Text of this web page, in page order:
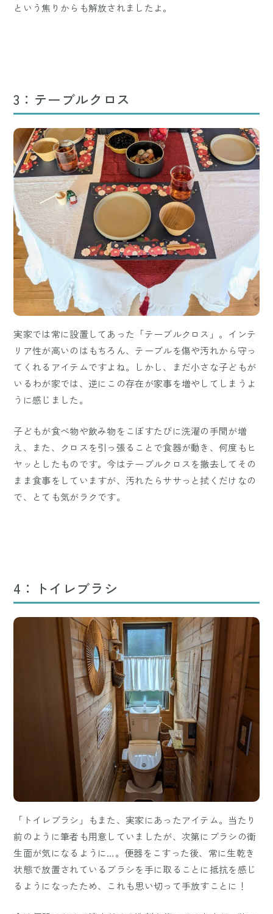
という焦りからも解放されましたよ。
3：テーブルクロス
実家では常に設置してあった「テーブルクロス」。インテ
リア性が高いのはもちろん、テーブルを傷や汚れから守っ
てくれるアイテムですよね。しかし、まだ小さな子どもが
いるわが家では、逆にこの存在が家事を増やしてしまうよ
うに感じました。
子どもが食べ物や飲み物をこぼすたびに洗濯の手間が増
え、また、クロスを引っ張ることで食器が動き、何度もヒ
ヤッとしたものです。今はテーブルクロスを撤去してその
まま食事をしていますが、汚れたらササっと拭くだけなの
で、とても気がラクです。
4：トイレブラシ
「トイレブラシ」もまた、実家にあったアイテム。当たり
前のように筆者も用意していましたが、次第にブラシの衛
生面が気になるように…。便器をこすった後、常に生乾き
状態で放置されているブラシを手に取ることに抵抗を感じ
るようになったため、これも思い切って手放すことに！